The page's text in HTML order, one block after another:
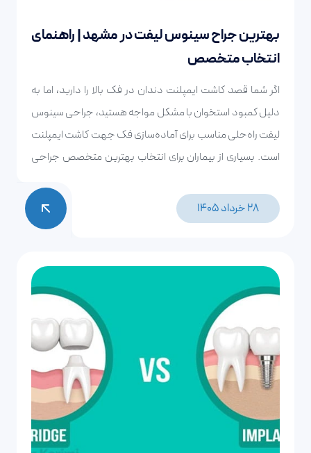
بهترین جراح سینوس لیفت در مشهد | راهنمای
انتخاب متخصص
اگر شما قصد کاشت ایمپلنت دندان در فک بالا را دارید، اما به
دلیل کمبود استخوان با مشکل مواجه هستید، جراحی سینوس
لیفت راه‌حلی مناسب برای آماده‌سازی فک جهت کاشت ایمپلنت
است. بسیاری از بیماران برای انتخاب بهترین متخصص جراحی
میزان موفقیت جراحی سوالاتی دارند که در ادامه به پاسخ این
سوالات خواهیم پرداخت.
28 خرداد 1405